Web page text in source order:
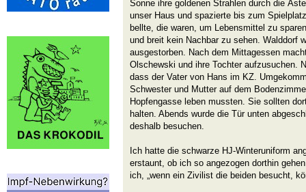
Sonne ihre goldenen Strahlen durch die
unser Haus und spazierte bis zum
bellte, die waren, um Lebensmittel zu
und breit kein Nachbar zu sehen. Walddorf
ausgestorben. Nach dem Mittagessen
Olschewski und ihre Tochter aufzusuchen.
dass der Vater von Hans im KZ.
Schwester und Mutter auf dem
Hopfengasse leben mussten. Sie sollten
halten. Abends wurde die Tür unten
deshalb besuchen.
Ich hatte die schwarze HJ-Winteruniform
erstaunt, ob ich so angezogen dorthin
ich, „wenn ein Zivilist die beiden besucht,